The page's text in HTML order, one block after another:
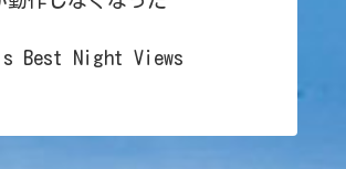
EBG KVVV vf na rknzcyr
EBG KVVV vf na
Best Night Views